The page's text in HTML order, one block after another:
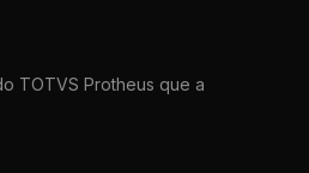
TOTVS Protheus que a